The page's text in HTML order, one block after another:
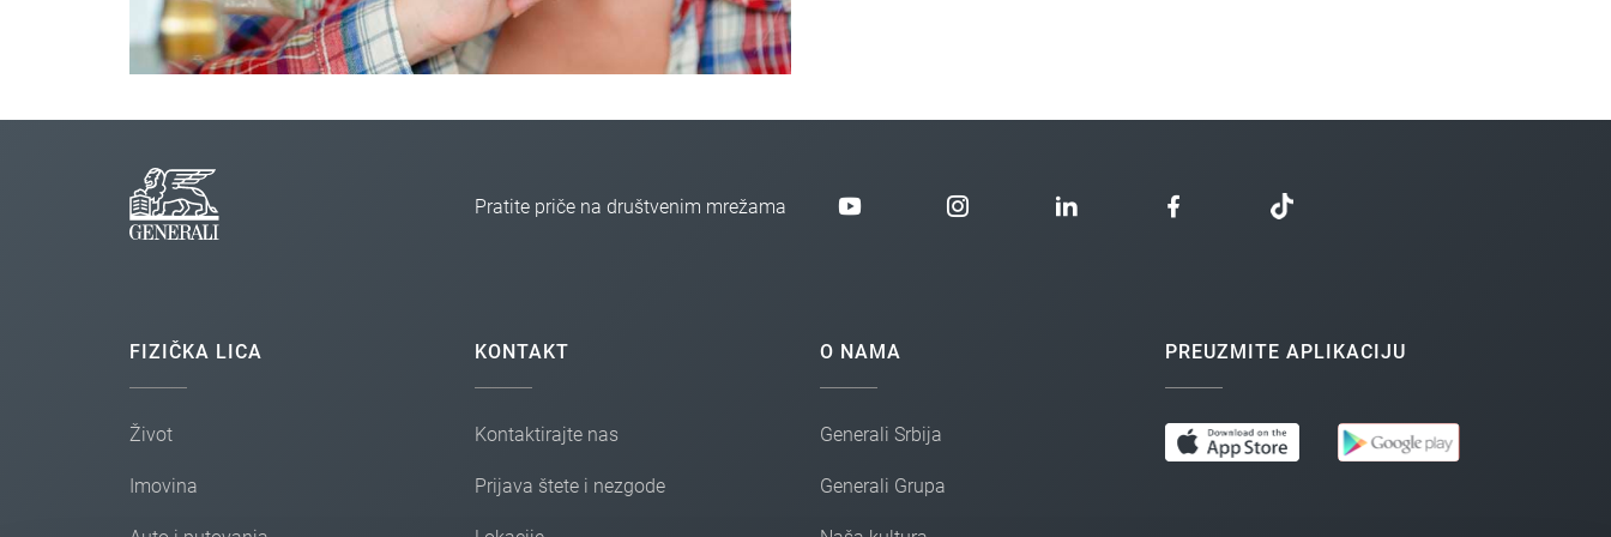
Aplikacija radi bez instalacije i ne ostavlja fotografije u memoriji telefona.
Pratite priče na društvenim mrežama
FIZIČKA LICA
Život
Imovina
KONTAKT
Kontaktirajte nas
Prijava štete i nezgode
O NAMA
Generali Srbija
Generali Grupa
PREUZMITE APLIKACIJU